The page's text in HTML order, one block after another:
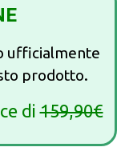
ufficialmente
prodotto.
di159,90€